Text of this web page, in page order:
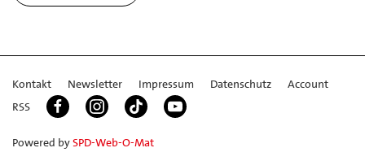
Kontakt Newsletter Impressum Datenschutz
Account
RSS
Powered bySPD-Web-O-Mat